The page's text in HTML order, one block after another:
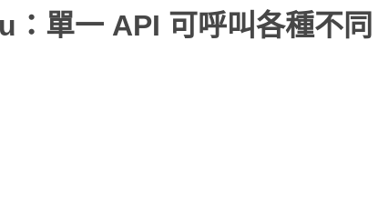
單一 API 可呼叫各種不同